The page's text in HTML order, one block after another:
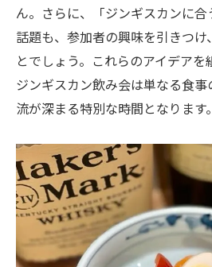
ん。さらに、「ジンギスカンに
話題も、参加者の興味を引きつ
とでしょう。これらのアイデアを
ジンギスカン飲み会は単なる食
流が深まる特別な時間となります。